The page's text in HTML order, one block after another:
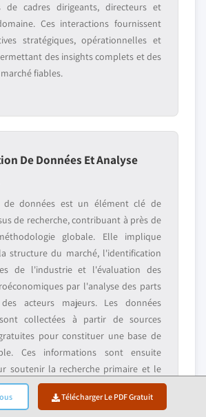
Télécharger Le PDF Gratuit
de cadres dirigeants, directeurs et
Ces interactions fournissent
stratégiques, opérationnelles et
des insights complets et des
fiables.
De Données Et Analyse
de données est un élément clé de
de recherche, contribuant à près de
globale. Elle implique
structure du marché, l'identification
de l'industrie et l'évaluation des
par l'analyse des parts
acteurs majeurs. Les données
collectées à partir de sources
pour constituer une base de
Ces informations sont ensuite
soutenir la recherche primaire et le
du marché, avec validation par les
parties prenantes telles que les